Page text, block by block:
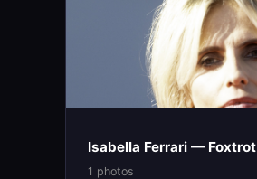
Isabella Ferrari — Foxtrot
1 photos